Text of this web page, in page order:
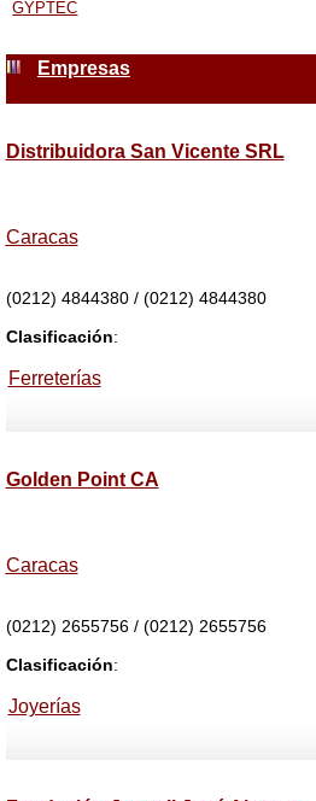
GYPTEC
Empresas
Distribuidora San Vicente SRL
Caracas
(0212) 4844380 / (0212) 4844380
Clasificación:
Ferreterías
Golden Point CA
Caracas
(0212) 2655756 / (0212) 2655756
Clasificación:
Joyerías